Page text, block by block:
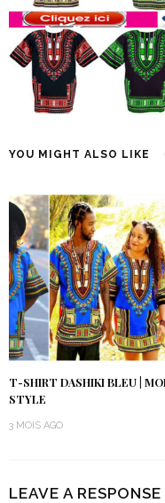
YOU MIGHT ALSO LIKE
T-SHIRT DASHIKI BLEU |
STYLE
3 MOIS AGO
LEAVE A